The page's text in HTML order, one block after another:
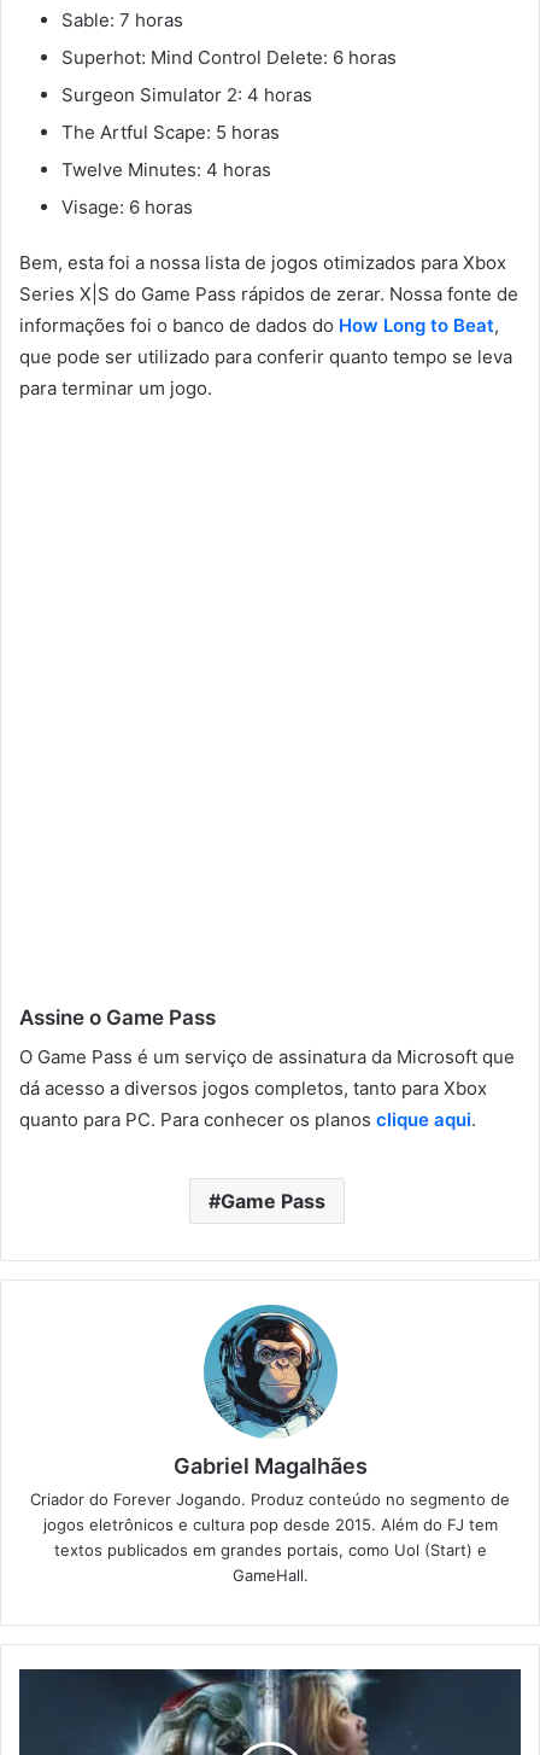
Sable: 7 horas
Superhot: Mind Control Delete: 6 horas
Surgeon Simulator 2: 4 horas
The Artful Scape: 5 horas
Twelve Minutes: 4 horas
Visage: 6 horas
Bem, esta foi a nossa lista de jogos otimizados para Xbox
Series X|S do Game Pass rápidos de zerar. Nossa fonte de
informações foi o banco de dados do How Long to Beat,
que pode ser utilizado para conferir quanto tempo se leva
para terminar um jogo.
Assine o Game Pass
O Game Pass é um serviço de assinatura da Microsoft que
dá acesso a diversos jogos completos, tanto para Xbox
quanto para PC. Para conhecer os planos clique aqui.
Game Pass
Gabriel Magalhães
Criador do Forever Jogando. Produz conteúdo no segmento de
jogos eletrônicos e cultura pop desde 2015. Além do FJ tem
textos publicados em grandes portais, como Uol (Start) e
GameHall.